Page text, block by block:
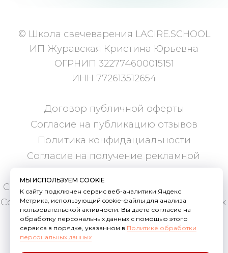
МЫ ИСПОЛЬЗУЕМ COOKIE
К сайту подключен сервис веб-аналитики Яндекс
Метрика, использующий cookie-файлы для анализа
пользовательской активности. Вы даете согласие на
обработку персональных данных с помощью этого
сервиса в порядке, указанном в Политике обработки
персональных данных